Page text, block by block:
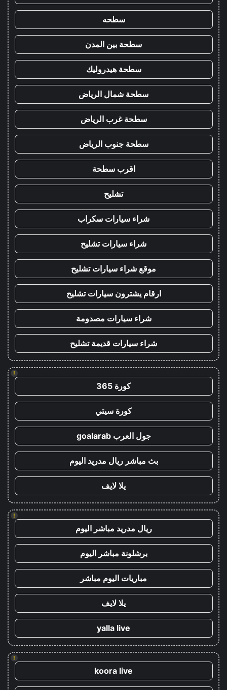
سطحه
سطحة بين المدن
سطحة هيدروليك
سطحة شمال الرياض
سطحة غرب الرياض
سطحة جنوب الرياض
اقرب سطحة
تشليح
شراء سيارات سكراب
شراء سيارات تشليح
موقع شراء سيارات تشليح
ارقام يشترون سيارات تشليح
شراء سيارات مصدومة
شراء سيارات قديمة تشليح
!
كورة 365
كورة سيتي
جول العرب goalarab
بث مباشر ريال مدريد اليوم
يلا لايف
!
ريال مدريد مباشر اليوم
برشلونة مباشر اليوم
مباريات اليوم مباشر
يلا لايف
yalla live
!
koora live